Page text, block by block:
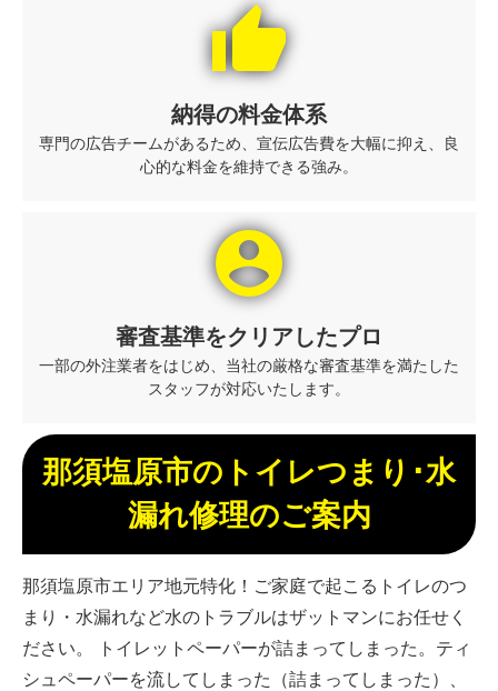
thumb_up
納得の料金体系
専門の広告チームがあるため、宣伝広告費を大幅に抑え、良
心的な料金を維持できる強み。
account_circle
審査基準をクリアしたプロ
一部の外注業者をはじめ、当社の厳格な審査基準を満たした
スタッフが対応いたします。
那須塩原市のトイレつまり･水
漏れ修理のご案内
那須塩原市エリア地元特化！ご家庭で起こるトイレのつ
まり・水漏れなど水のトラブルはザットマンにお任せく
ださい。 トイレットペーパーが詰まってしまった。ティ
シュペーパーを流してしまった（詰まってしまった）、